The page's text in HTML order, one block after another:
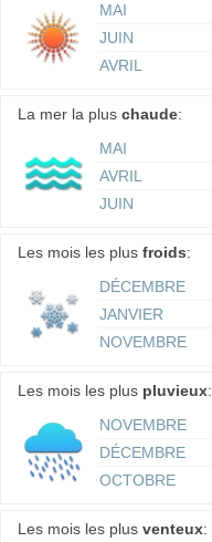
MAI
JUIN
AVRIL
La mer la plus chaude:
MAI
AVRIL
JUIN
Les mois les plus froids:
DÉCEMBRE
JANVIER
NOVEMBRE
Les mois les plus pluvieux:
NOVEMBRE
DÉCEMBRE
OCTOBRE
Les mois les plus venteux: